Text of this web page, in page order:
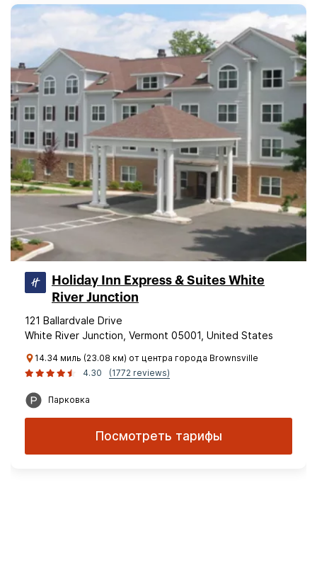
Holiday Inn Express & Suites White
River Junction
121 Ballardvale Drive
White River Junction, Vermont 05001, United States
14.34 миль (23.08 км) от центра города Brownsville
4.30
(1772 reviews)
Парковка
Посмотреть тарифы